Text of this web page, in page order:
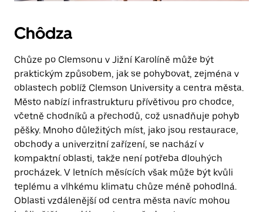
Chôdza
Chůze po Clemsonu v Jižní Karolíně může být
praktickým způsobem, jak se pohybovat, zejména v
oblastech poblíž Clemson University a centra města.
Město nabízí infrastrukturu přívětivou pro chodce,
včetně chodníků a přechodů, což usnadňuje pohyb
pěšky. Mnoho důležitých míst, jako jsou restaurace,
obchody a univerzitní zařízení, se nachází v
kompaktní oblasti, takže není potřeba dlouhých
procházek. V letních měsících však může být kvůli
teplému a vlhkému klimatu chůze méně pohodlná.
Oblasti vzdálenější od centra města navíc mohou